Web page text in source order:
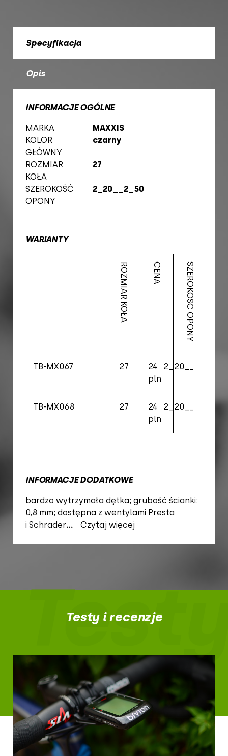
Specyfikacja
Opis
INFORMACJE OGÓLNE
MARKA
MAXXIS
KOLOR
GŁÓWNY
czarny
ROZMIAR
KOŁA
27
SZEROKOŚĆ
OPONY
2_20__2_50
WARIANTY
ROZMIAR KOŁA CENA SZEROKOŚĆ OPONY
TB-MX067 27
24
pln
2_20__2_50
TB-MX068 27
24
pln
2_20__2_50
INFORMACJE DODATKOWE
bardzo wytrzymała dętka; grubość ścianki:
0,8 mm; dostępna z wentylami Presta
i Schrader... Czytaj więcej
Testy
Testy i recenzje